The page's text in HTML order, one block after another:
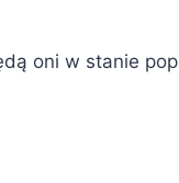
oni w stanie